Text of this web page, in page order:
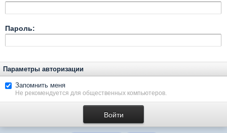
Пароль:
Параметры авторизации
Запомнить меня
Не рекомендуется для общественных компьютеров.